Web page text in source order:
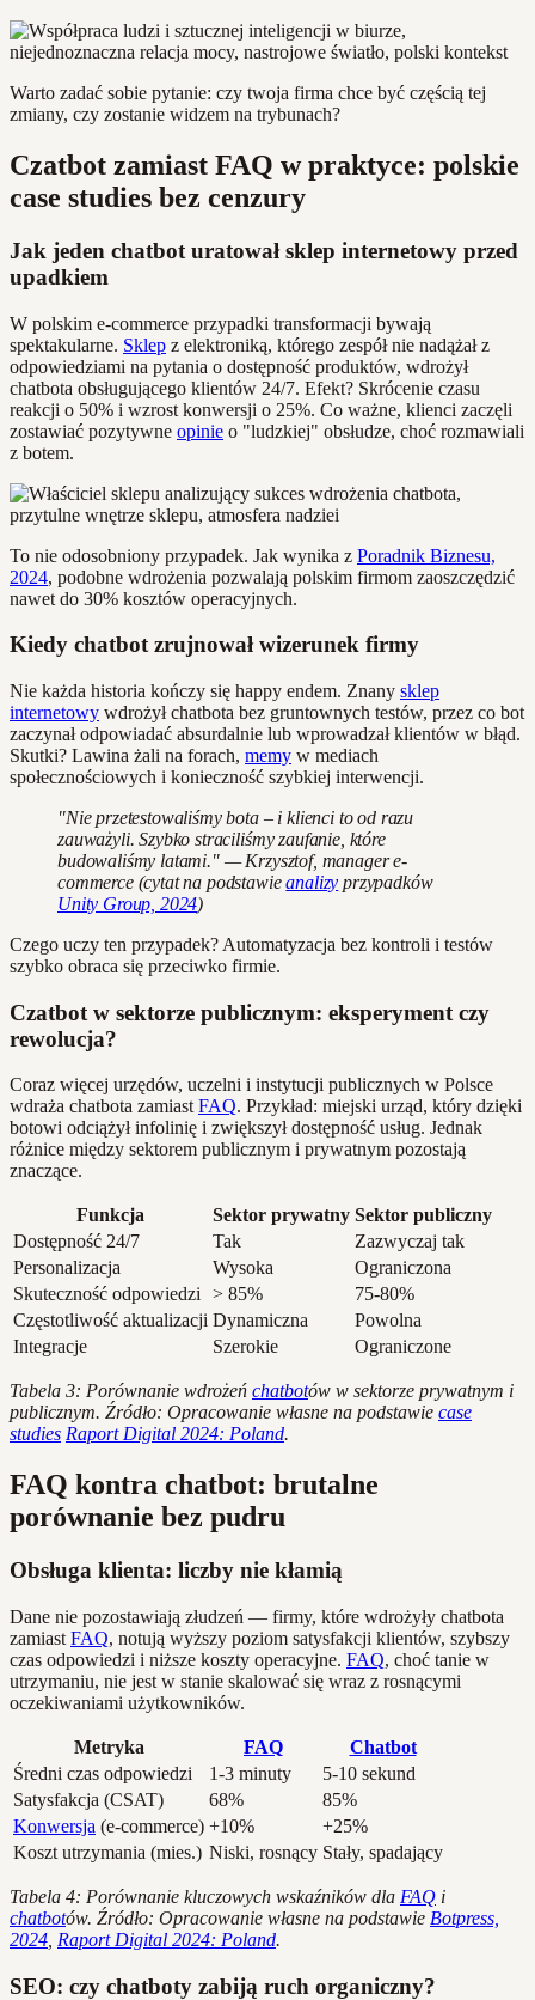
Warto zadać sobie pytanie: czy twoja firma chce być częścią tej
zmiany, czy zostanie widzem na trybunach?
Czatbot zamiast FAQ w praktyce: polskie
case studies bez cenzury
Jak jeden chatbot uratował sklep internetowy przed
upadkiem
W polskim e-commerce przypadki transformacji bywają
spektakularne. Sklep z elektroniką, którego zespół nie nadążał z
odpowiedziami na pytania o dostępność produktów, wdrożył
chatbota obsługującego klientów 24/7. Efekt? Skrócenie czasu
reakcji o 50% i wzrost konwersji o 25%. Co ważne, klienci zaczęli
zostawiać pozytywne opinie o "ludzkiej" obsłudze, choć rozmawiali
z botem.
To nie odosobniony przypadek. Jak wynika z Poradnik Biznesu,
2024, podobne wdrożenia pozwalają polskim firmom zaoszczędzić
nawet do 30% kosztów operacyjnych.
Kiedy chatbot zrujnował wizerunek firmy
Nie każda historia kończy się happy endem. Znany sklep
internetowy wdrożył chatbota bez gruntownych testów, przez co bot
zaczynał odpowiadać absurdalnie lub wprowadzał klientów w błąd.
Skutki? Lawina żali na forach, memy w mediach
społecznościowych i konieczność szybkiej interwencji.
"Nie przetestowaliśmy bota – i klienci to od razu
zauważyli. Szybko straciliśmy zaufanie, które
budowaliśmy latami." — Krzysztof, manager e-
commerce (cytat na podstawieanalizy przypadków
Unity Group, 2024)
Czego uczy ten przypadek? Automatyzacja bez kontroli i testów
szybko obraca się przeciwko firmie.
Czatbot w sektorze publicznym: eksperyment czy
rewolucja?
Coraz więcej urzędów, uczelni i instytucji publicznych w Polsce
wdraża chatbota zamiastFAQ. Przykład: miejski urząd, który dzięki
botowi odciążył infolinię i zwiększył dostępność usług. Jednak
różnice między sektorem publicznym i prywatnym pozostają
znaczące.
Funkcja Sektor prywatny Sektor publiczny
Dostępność 24/7
Tak
Zazwyczaj tak
Personalizacja
Wysoka
Ograniczona
Skuteczność odpowiedzi > 85%
75-80%
Częstotliwość aktualizacji Dynamiczna
Powolna
Integracje
Szerokie Ograniczone
Tabela 3: Porównanie wdrożeń chatbotów w sektorze prywatnym i
publicznym. Źródło: Opracowanie własne na podstawie case
studies Raport Digital 2024: Poland.
FAQ kontra chatbot: brutalne
porównanie bez pudru
Obsługa klienta: liczby nie kłamią
Dane nie pozostawiają złudzeń — firmy, które wdrożyły chatbota
zamiast FAQ, notują wyższy poziom satysfakcji klientów, szybszy
czas odpowiedzi i niższe koszty operacyjne. FAQ, choć tanie w
utrzymaniu, nie jest w stanie skalować się wraz z rosnącymi
oczekiwaniami użytkowników.
Metryka FAQ
Chatbot
Średni czas odpowiedzi
1-3 minuty
5-10 sekund
Satysfakcja (CSAT)
68%
85%
Konwersja (e-commerce) +10%
+25%
Koszt utrzymania (mies.) Niski, rosnący Stały, spadający
Tabela 4: Porównanie kluczowych wskaźników dla FAQ i
chatbotów. Źródło: Opracowanie własne na podstawie Botpress,
2024 Raport Digital 2024: Poland.
SEO: czy chatboty zabiją ruch organiczny?